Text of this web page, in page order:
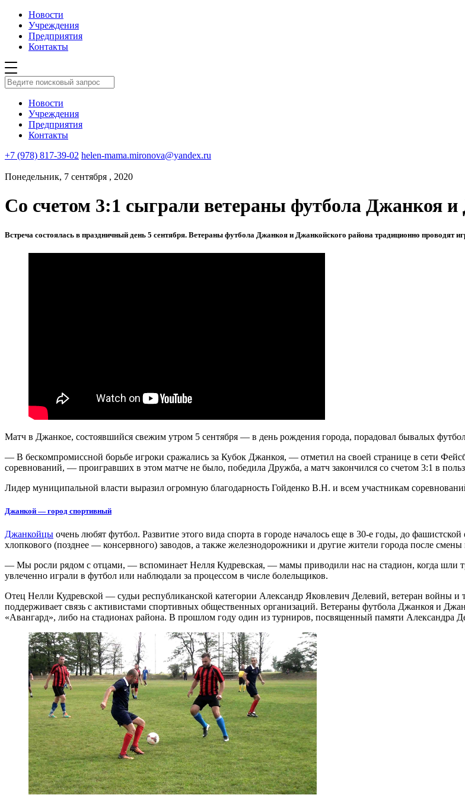
Новости
Учреждения
Предприятия
Контакты
Новости
Учреждения
Предприятия
Контакты
+7 (978) 817-39-02 helen-mama.mironova@yandex.ru
Понедельник, 7 сентября , 2020
Со счетом 3:1 сыграли ветераны футбола Джанкоя
Встреча состоялась в праздничный день 5 сентября. Ветераны футбола Джанкоя и Джанкойского района традиционно проводят
Матч в Джанкое, состоявшийся свежим утром 5 сентября — в день рождения города, порадовал бывалых
— В бескомпромиссной борьбе игроки сражались за Кубок Джанкоя, — отметил на своей странице в сети
соревнований, — проигравших в этом матче не было, победила Дружба, а матч закончился со счетом 3:1 в
Лидер муниципальной власти выразил огромную благодарность Гойденко В.Н. и всем участникам
Джанкой — город спортивный
Джанкойцы очень любят футбол. Развитие этого вида спорта в городе началось еще в 30-е годы, до
хлопкового (позднее — консервного) заводов, а также железнодорожники и другие жители города после
— Мы росли рядом с отцами, — вспоминает Нелля Кудревская, — мамы приводили нас на стадион, когда шли
увлеченно играли в футбол или наблюдали за процессом в числе болельщиков.
Отец Нелли Кудревской — судьи республиканской категории Александр Яковлевич Делевий, ветеран войны
поддерживает связь с активистами спортивных общественных организаций. Ветераны футбола Джанкоя и
«Авангард», либо на стадионах района. В прошлом году один из турниров, посвященный памяти Александра